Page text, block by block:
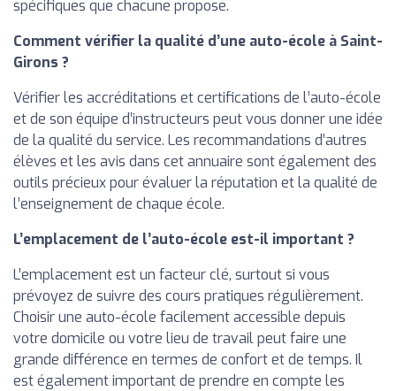
spécifiques que chacune propose.
Comment vérifier la qualité d’une auto-école à Saint-
Girons ?
Vérifier les accréditations et certifications de l’auto-école
et de son équipe d’instructeurs peut vous donner une idée
de la qualité du service. Les recommandations d’autres
élèves et les avis dans cet annuaire sont également des
outils précieux pour évaluer la réputation et la qualité de
l’enseignement de chaque école.
L’emplacement de l’auto-école est-il important ?
L’emplacement est un facteur clé, surtout si vous
prévoyez de suivre des cours pratiques régulièrement.
Choisir une auto-école facilement accessible depuis
votre domicile ou votre lieu de travail peut faire une
grande différence en termes de confort et de temps. Il
est également important de prendre en compte les